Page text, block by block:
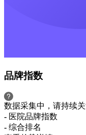
品牌指数
数据采集中，请持续
- 医院品牌指数
- 综合排名